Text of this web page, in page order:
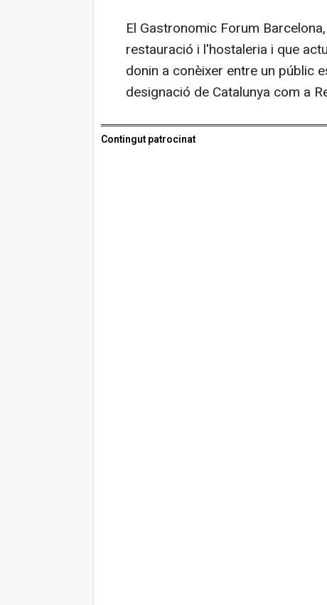
El Gastronomic Forum
restauració i l'hostaleria i que
donin a conèixer entre un públic
designació de Catalunya com a
Contingut patrocinat